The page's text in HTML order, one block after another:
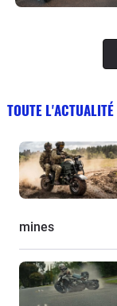
TOUTE L'ACTUALITÉ
mines